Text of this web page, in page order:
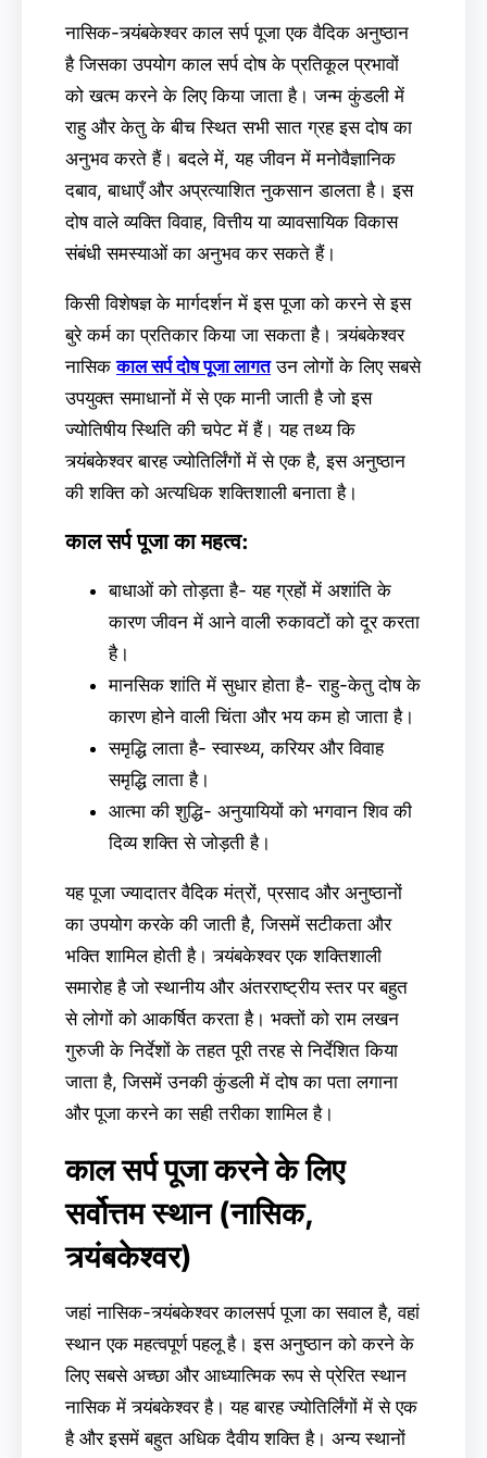
नासिक-त्र्यंबकेश्वर काल सर्प पूजा एक वैदिक अनुष्ठान
है जिसका उपयोग काल सर्प दोष के प्रतिकूल प्रभावों
को खत्म करने के लिए किया जाता है। जन्म कुंडली में
राहु और केतु के बीच स्थित सभी सात ग्रह इस दोष का
अनुभव करते हैं। बदले में, यह जीवन में मनोवैज्ञानिक
दबाव, बाधाएँ और अप्रत्याशित नुकसान डालता है। इस
दोष वाले व्यक्ति विवाह, वित्तीय या व्यावसायिक विकास
संबंधी समस्याओं का अनुभव कर सकते हैं।
किसी विशेषज्ञ के मार्गदर्शन में इस पूजा को करने से इस
बुरे कर्म का प्रतिकार किया जा सकता है। त्र्यंबकेश्वर
नासिककाल सर्प दोष पूजा लागतउन लोगों के लिए सबसे
उपयुक्त समाधानों में से एक मानी जाती है जो इस
ज्योतिषीय स्थिति की चपेट में हैं। यह तथ्य कि
त्र्यंबकेश्वर बारह ज्योतिर्लिंगों में से एक है, इस अनुष्ठान
की शक्ति को अत्यधिक शक्तिशाली बनाता है।
काल सर्प पूजा का महत्व:
बाधाओं को तोड़ता है- यह ग्रहों में अशांति के
कारण जीवन में आने वाली रुकावटों को दूर करता
है।
मानसिक शांति में सुधार होता है- राहु-केतु दोष के
कारण होने वाली चिंता और भय कम हो जाता है।
समृद्धि लाता है- स्वास्थ्य, करियर और विवाह
समृद्धि लाता है।
आत्मा की शुद्धि- अनुयायियों को भगवान शिव की
दिव्य शक्ति से जोड़ती है।
यह पूजा ज्यादातर वैदिक मंत्रों, प्रसाद और अनुष्ठानों
का उपयोग करके की जाती है, जिसमें सटीकता और
भक्ति शामिल होती है। त्र्यंबकेश्वर एक शक्तिशाली
समारोह है जो स्थानीय और अंतरराष्ट्रीय स्तर पर बहुत
से लोगों को आकर्षित करता है। भक्तों को राम लखन
गुरुजी के निर्देशों के तहत पूरी तरह से निर्देशित किया
जाता है, जिसमें उनकी कुंडली में दोष का पता लगाना
और पूजा करने का सही तरीका शामिल है।
काल सर्प पूजा करने के लिए
सर्वोत्तम स्थान (नासिक,
त्र्यंबकेश्वर)
जहां नासिक-त्र्यंबकेश्वर कालसर्प पूजा का सवाल है, वहां
स्थान एक महत्वपूर्ण पहलू है। इस अनुष्ठान को करने के
लिए सबसे अच्छा और आध्यात्मिक रूप से प्रेरित स्थान
नासिक में त्र्यंबकेश्वर है। यह बारह ज्योतिर्लिंगों में से एक
है और इसमें बहुत अधिक दैवीय शक्ति है। अन्य स्थानों